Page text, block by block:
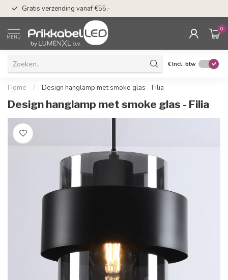
Gratis verzending vanaf €55,-
MENU
0
€Incl. btw
Home / Design hanglamp met smoke glas - Filia
Design hanglamp met smoke glas - Filia